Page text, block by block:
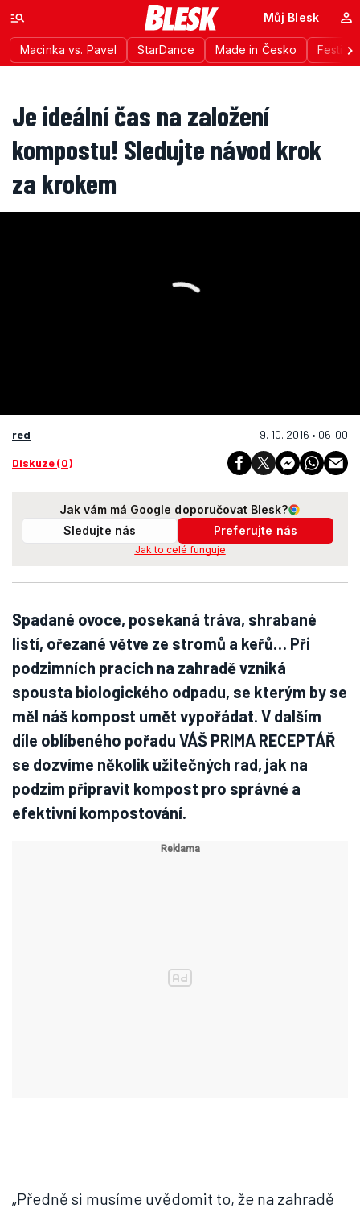
Macinka vs. Pavel StarDance Made in Česko
Můj Blesk
Je ideální čas na založení
kompostu! Sledujte návod krok
za krokem
red 9. 10. 2016 • 06:00
Diskuze (0)
Jak vám má Google doporučovat Blesk?
Sledujte nás
Preferujte nás
Jak to celé funguje
Spadané ovoce, posekaná tráva, shrabané
listí, ořezané větve ze stromů a keřů… Při
podzimních pracích na zahradě vzniká
spousta biologického odpadu, se kterým by se
měl náš kompost umět vypořádat. V dalším
díle oblíbeného pořadu VÁŠ PRIMA RECEPTÁŘ
se dozvíme několik užitečných rad, jak na
podzim připravit kompost pro správné a
efektivní kompostování.
„Předně si musíme uvědomit to, že na zahradě